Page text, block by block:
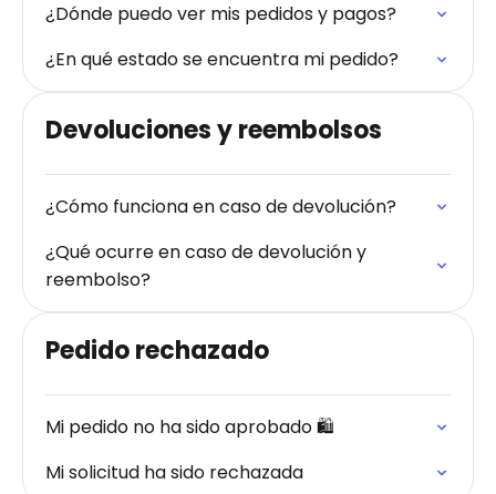
¿Dónde puedo ver mis pedidos y pagos?
¿En qué estado se encuentra mi pedido?
Devoluciones y reembolsos
¿Cómo funciona en caso de devolución?
¿Qué ocurre en caso de devolución y
reembolso?
Pedido rechazado
Mi pedido no ha sido aprobado 🛍️
Mi solicitud ha sido rechazada